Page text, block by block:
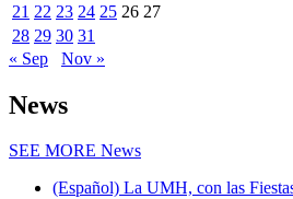
21 22 23 24 25 26 27
28 29 30 31
« Sep
Nov »
News
SEE MORE News
(Español) La UMH, con las